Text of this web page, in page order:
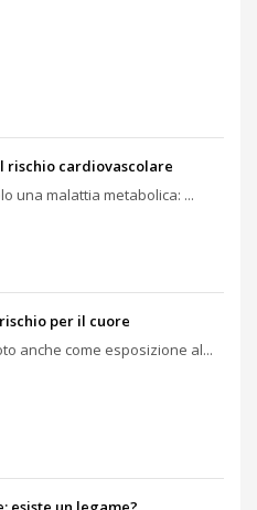
rischio cardiovascolare
una malattia metabolica: ...
per il cuore
anche come esposizione al...